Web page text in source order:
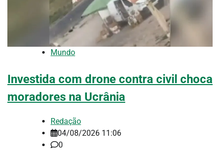
Mundo
Investida com drone contra civil choca
moradores na Ucrânia
Redação
04/08/2026 11:06
0